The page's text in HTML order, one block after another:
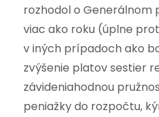
rozhodol o Generálnom
viac ako roku (úplne
v iných prípadoch ako
zvýšenie platov sestier
závideniahodnou
peniažky do rozpočtu,